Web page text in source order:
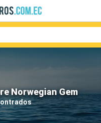
Norwegian Gem